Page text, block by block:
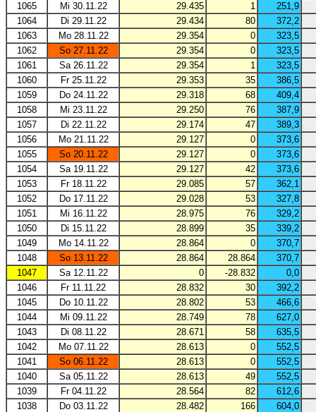
1065
Mi 30.11.22 29.435 1
251,9
1064
Di 29.11.22 29.434 80
372,2
1063
Mo 28.11.22 29.354 0
323,5
1062
So 27.11.22 29.354 0
323,5
1061
Sa 26.11.22 29.354 1
323,5
1060
Fr 25.11.22 29.353 35
386,5
1059
Do 24.11.22 29.318 68
409,4
1058
Mi 23.11.22 29.250 76
387,9
1057
Di 22.11.22 29.174 47
389,3
1056
Mo 21.11.22 29.127 0
373,6
1055
So 20.11.22 29.127 0
373,6
1054
Sa 19.11.22 29.127 42
373,6
1053
Fr 18.11.22 29.085 57
362,1
1052
Do 17.11.22 29.028 53
327,8
1051
Mi 16.11.22 28.975 76
329,2
1050
Di 15.11.22 28.899 35
339,2
1049
Mo 14.11.22 28.864 0
370,7
1048
So 13.11.22 28.864 28.864
370,7
1047
Sa 12.11.22 0 -28.832
0,0
1046
Fr 11.11.22 28.832 30
392,2
1045
Do 10.11.22 28.802 53
466,6
1044
Mi 09.11.22 28.749 78
627,0
1043
Di 08.11.22 28.671 58
635,5
1042
Mo 07.11.22 28.613 0
552,5
1041
So 06.11.22 28.613 0
552,5
1040
Sa 05.11.22 28.613 49
552,5
1039
Fr 04.11.22 28.564 82
612,6
1038
Do 03.11.22 28.482 166
604,0